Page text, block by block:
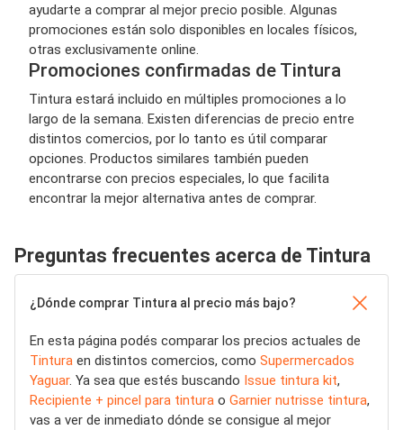
ayudarte a comprar al mejor precio posible. Algunas
promociones están solo disponibles en locales físicos,
otras exclusivamente online.
Promociones confirmadas de Tintura
Tintura estará incluido en múltiples promociones a lo
largo de la semana. Existen diferencias de precio entre
distintos comercios, por lo tanto es útil comparar
opciones. Productos similares también pueden
encontrarse con precios especiales, lo que facilita
encontrar la mejor alternativa antes de comprar.
Preguntas frecuentes acerca de Tintura
¿Dónde comprar Tintura al precio más bajo?
En esta página podés comparar los precios actuales de
Tintura en distintos comercios, como Supermercados
Yaguar. Ya sea que estés buscando Issue tintura kit,
Recipiente + pincel para tintura o Garnier nutrisse tintura,
vas a ver de inmediato dónde se consigue al mejor